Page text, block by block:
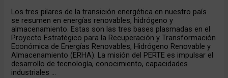
Los tres pilares de la transición energética en nuestro país
se resumen en energías renovables, hidrógeno y
almacenamiento. Estas son las tres bases plasmadas en el
Proyecto Estratégico para la Recuperación y Transformación
Económica de Energías Renovables, Hidrógeno Renovable y
Almacenamiento (ERHA). La misión del PERTE es impulsar el
desarrollo de tecnología, conocimiento, capacidades
industriales …